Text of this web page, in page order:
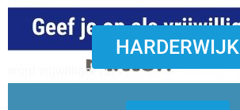
word vrijwilliger (1)
HARDERWIJK